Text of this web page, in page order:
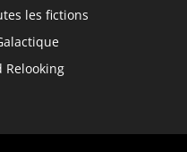
les fictions
Relooking